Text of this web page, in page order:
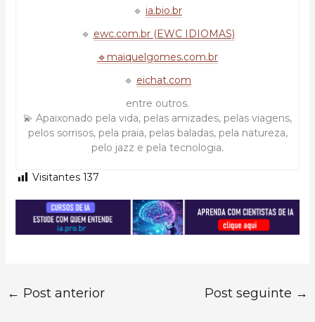
🔹 ia.bio.br
🔹 ewc.com.br (EWC IDIOMAS)
🔹maiquelgomes.com.br
🔹 eichat.com
entre outros.
💫 Apaixonado pela vida, pelas amizades, pelas viagens,
pelos sorrisos, pela praia, pelas baladas, pela natureza,
pelo jazz e pela tecnologia.
Visitantes 137
← Post anterior Post seguinte →